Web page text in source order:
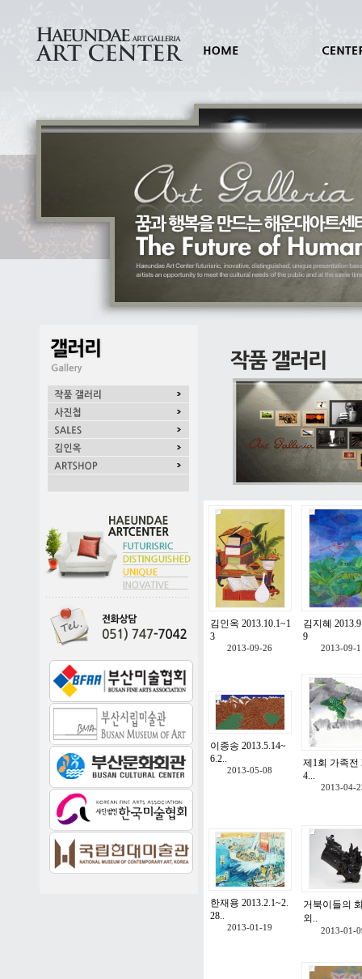
김인옥 2013.10.1~1
3
2013-09-26
김지혜
9
2013-09-
이종송 2013.5.14~
6.2..
2013-05-08
제1회 가족전
4...
2013-04-
한재용 2013.2.1~2.
28..
2013-01-19
거북이들의
외..
2013-01-